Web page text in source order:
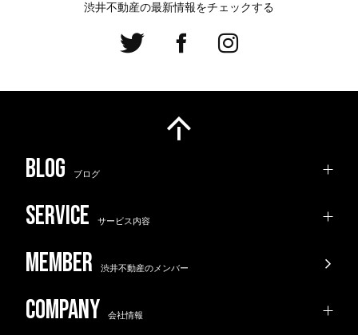
渋井不動産の最新情報をチェックする
ブログ
サービス内容
渋井不動産のメンバー
会社情報